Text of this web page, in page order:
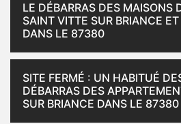
LE DÉBARRAS DES MAISONS
SAINT VITTE SUR BRIANCE
DANS LE 87380
SITE FERMÉ : UN HABITUÉ
DÉBARRAS DES
SUR BRIANCE DANS LE